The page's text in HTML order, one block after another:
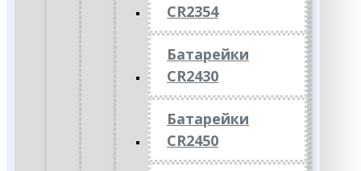
CR2354
Батарейки
CR2430
Батарейки
CR2450